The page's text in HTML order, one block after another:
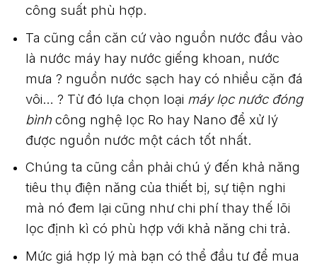
công suất phù hợp.
Ta cũng cần căn cứ vào nguồn nước đầu vào
là nước máy hay nước giếng khoan, nước
mưa ? nguồn nước sạch hay có nhiều cặn đá
vôi… ? Từ đó lựa chọn loại máy lọc nước đóng
bìnhcông nghệ lọc Ro hay Nano để xử lý
được nguồn nước một cách tốt nhất.
Chúng ta cũng cần phải chú ý đến khả năng
tiêu thụ điện năng của thiết bị, sự tiện nghi
mà nó đem lại cũng như chi phí thay thế lõi
lọc định kì có phù hợp với khả năng chi trả.
Mức giá hợp lý mà bạn có thể đầu tư để mua